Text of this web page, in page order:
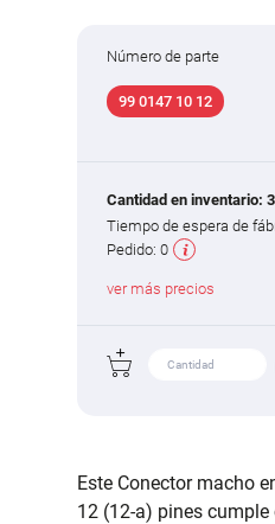
Número de parte
99 0147 10 12
Cantidad en inventario: 3
Tiempo de espera de
Pedido: 0
ver más precios
Este Conector macho
12 (12-a) pines